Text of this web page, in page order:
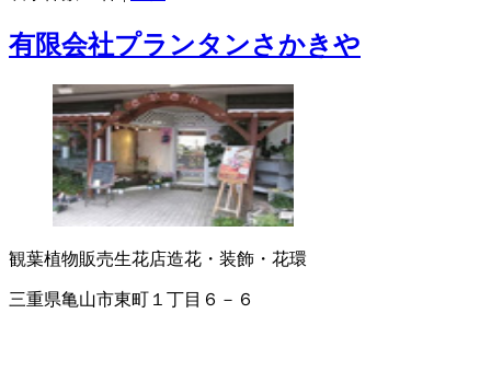
有限会社プランタンさかきや
観葉植物販売生花店造花・装飾・花環
三重県亀山市東町１丁目６－６